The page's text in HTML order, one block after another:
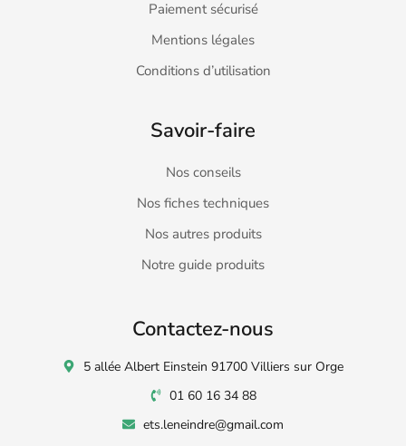
Paiement sécurisé
Mentions légales
Conditions d’utilisation
Savoir-faire
Nos conseils
Nos fiches techniques
Nos autres produits
Notre guide produits
Contactez-nous
5 allée Albert Einstein 91700 Villiers sur Orge
01 60 16 34 88
ets.leneindre@gmail.com